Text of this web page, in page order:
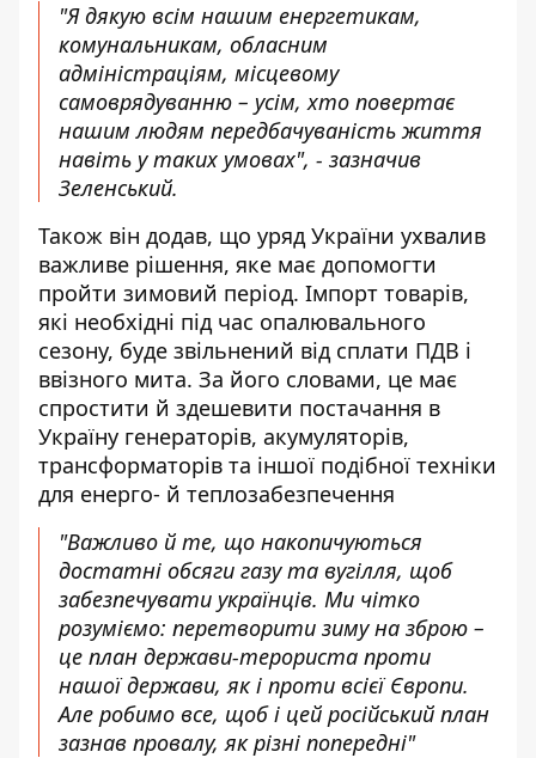
"Я дякую всім нашим енергетикам,
комунальникам, обласним
адміністраціям, місцевому
самоврядуванню – усім, хто повертає
нашим людям передбачуваність життя
навіть у таких умовах", - зазначив
Зеленський.
Також він додав, що уряд України ухвалив
важливе рішення, яке має допомогти
пройти зимовий період. Імпорт товарів,
які необхідні під час опалювального
сезону, буде звільнений від сплати ПДВ і
ввізного мита. За його словами, це має
спростити й здешевити постачання в
Україну генераторів, акумуляторів,
трансформаторів та іншої подібної техніки
для енерго- й теплозабезпечення
"Важливо й те, що накопичуються
достатні обсяги газу та вугілля, щоб
забезпечувати українців. Ми чітко
розуміємо: перетворити зиму на зброю –
це план держави-терориста проти
нашої держави, як і проти всієї Європи.
Але робимо все, щоб і цей російський план
зазнав провалу, як різні попередні"